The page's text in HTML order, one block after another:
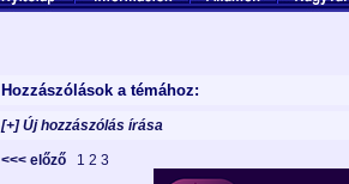
Hozzászólások a témához:
[+] Új hozzászólás írása
<<< előző 1 2 3